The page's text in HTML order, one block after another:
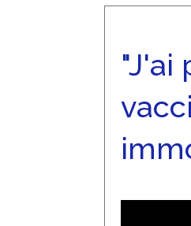
"J'ai